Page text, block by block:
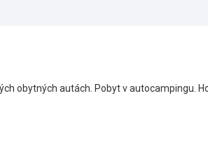
obytných autách. Pobyt v autocampingu.